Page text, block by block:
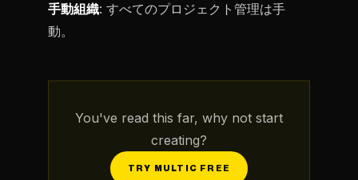
手動組織: すべてのプロジェクト管理は手
動。
You've read this far, why not start
creating?
TRY MULTIC FREE